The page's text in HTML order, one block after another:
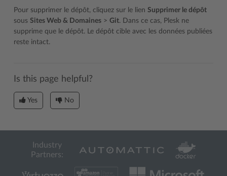
Pour supprimer le dépôt, cliquez sur le lien Supprimer le dépôt
sous Sites Web & Domaines > Git. Dans ce cas, Plesk ne
supprime que le dépôt. Le dépôt cible avec les données publiées
reste intact.
Is this page helpful?
Yes No
Industry
Partners: